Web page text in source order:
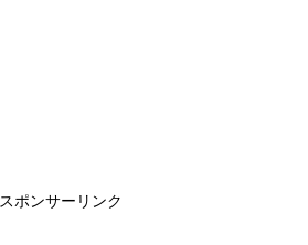
スポンサーリンク